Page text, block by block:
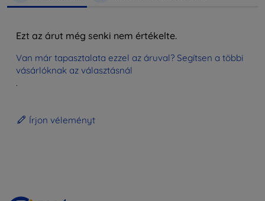
Ezt az árut még senki nem értékelte.
Van már tapasztalata ezzel az áruval? Segítsen a többi
vásárlóknak az választásnál
.
Írjon véleményt